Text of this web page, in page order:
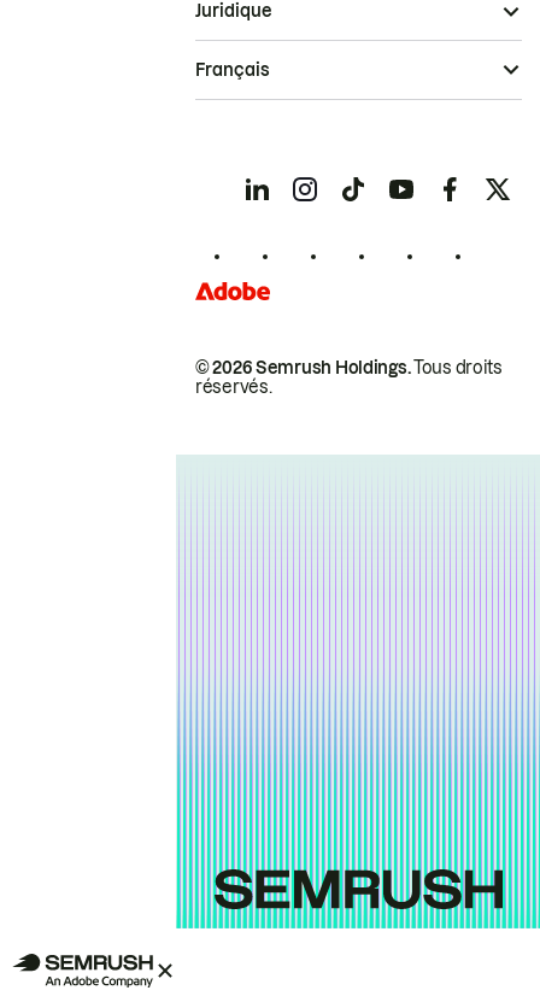
© 2026 Semrush Holdings.Tous droits
réservés.
Juridique
Français